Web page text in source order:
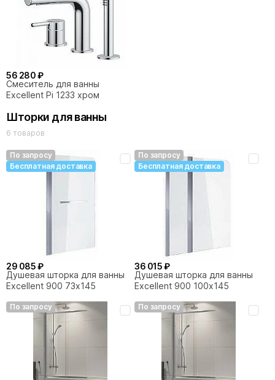
56 280 ₽
Смеситель для ванны
Excellent Pi 1233 хром
Шторки для ванны
6 товаров
По запросу
Бесплатная доставка
29 085 ₽
Душевая шторка для ванны
Excellent 900 73х145
По запросу
Бесплатная доставка
36 015 ₽
Душевая шторка для ванны
Excellent 900 100х145
По запросу По запросу